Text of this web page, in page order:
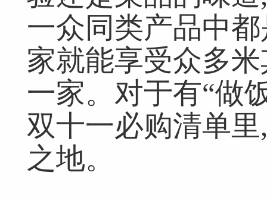
一众同类产品中
家就能享受众多
一家。对于有“做
双十一必购清单
之地。